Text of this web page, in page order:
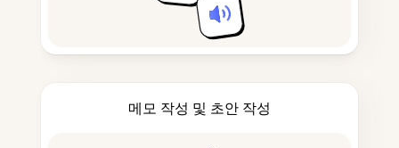
메모 작성 및 초안 작성